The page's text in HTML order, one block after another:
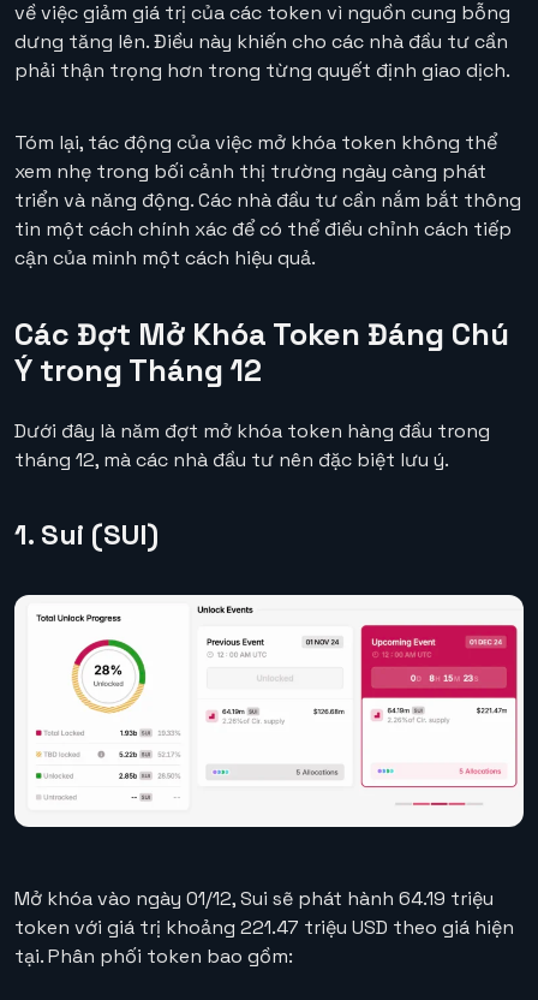
về việc giảm giá trị của các token vì nguồn cung bỗng
dưng tăng lên. Điều này khiến cho các nhà đầu tư cần
phải thận trọng hơn trong từng quyết định giao dịch.
Tóm lại, tác động của việc mở khóa token không thể
xem nhẹ trong bối cảnh thị trường ngày càng phát
triển và năng động. Các nhà đầu tư cần nắm bắt thông
tin một cách chính xác để có thể điều chỉnh cách tiếp
cận của mình một cách hiệu quả.
Các Đợt Mở Khóa Token Đáng Chú
Ý trong Tháng 12
Dưới đây là năm đợt mở khóa token hàng đầu trong
tháng 12, mà các nhà đầu tư nên đặc biệt lưu ý.
1. Sui (SUI)
Mở khóa vào ngày 01/12, Sui sẽ phát hành 64.19 triệu
token với giá trị khoảng 221.47 triệu USD theo giá hiện
tại. Phân phối token bao gồm: